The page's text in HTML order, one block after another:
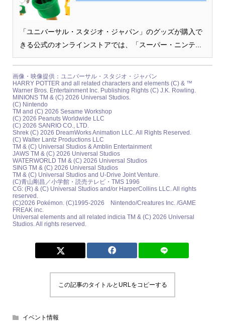
「ユニバーサル・スタジオ・ジャパン」のグッズが購入で
きる公式のオンラインストアでは、「スーパー・ニンテ...
画像・映像提供：ユニバーサル・スタジオ・ジャパン
HARRY POTTER and all related characters and elements (C) & ™
Warner Bros. Entertainment Inc. Publishing Rights (C) J.K. Rowling.
MINIONS TM & (C) 2026 Universal Studios.
(C) Nintendo
TM and (C) 2026 Sesame Workshop
(C) 2026 Peanuts Worldwide LLC
(C) 2026 SANRIO CO., LTD.
Shrek (C) 2026 DreamWorks Animation LLC. All Rights Reserved.
(C) Walter Lantz Productions LLC
TM & (C) Universal Studios & Amblin Entertainment
JAWS TM & (C) 2026 Universal Studios
WATERWORLD TM & (C) 2026 Universal Studios
SING TM & (C) 2026 Universal Studios
TM & (C) Universal Studios and U-Drive Joint Venture.
(C)青山剛昌／小学館・読売テレビ・TMS 1996
CG: (R) & (C) Universal Studios and/or HarperCollins LLC. All rights
reserved.
(C)2026 Pokémon. (C)1995-2026 Nintendo/Creatures Inc. /GAME
FREAK inc.
Universal elements and all related indicia TM & (C) 2026 Universal
Studios. All rights reserved.
この記事のタイトルとURLをコピーする
イベント情報